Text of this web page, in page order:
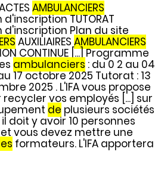
AMBULANCIERS
TUTORAT
Plan du site
AUXILIAIRES AMBULANCIERS
CONTINUE [...] Programme
ambulanciers : du 0 2 au 04
17 octobre 2025 Tutorat : 13
2025 . L'IFA vous propose
recycler vos employés [...] sur
de plusieurs sociétés
doit y avoir 10 personnes
vous devez mettre une
formateurs. L'IFA apportera